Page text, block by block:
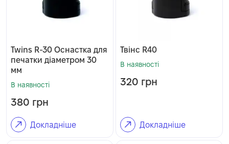
Twins R-30 Оснастка для
печатки діаметром 30
мм
В наявності
380 грн
Докладніше
Твінс R40
В наявності
320 грн
Докладніше